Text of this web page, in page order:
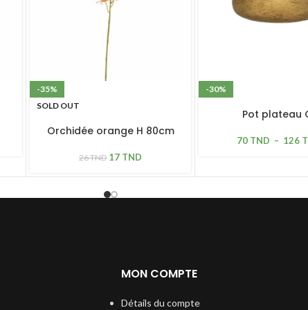
-35%
SOLD OUT
Orchidée orange H 80cm
26TND 17 TND
-30%
Pot plateau
70 TND – 126
MON COMPTE
Détails du compte